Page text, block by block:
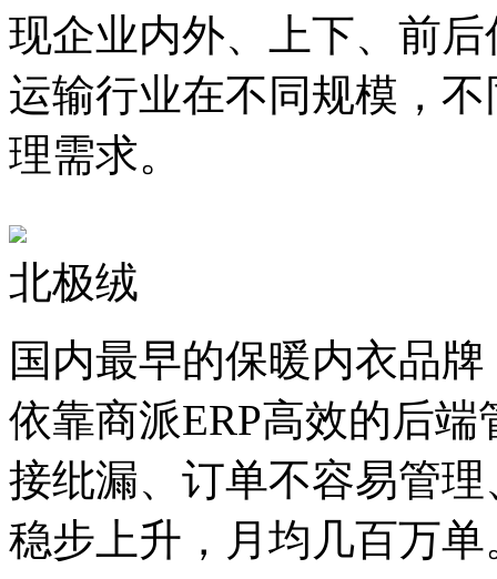
现企业内外、上下、前
运输行业在不同规模，
理需求。
北极绒
国内最早的保暖内衣品
依靠商派ERP高效的后
接纰漏、订单不容易管
稳步上升，月均几百万单